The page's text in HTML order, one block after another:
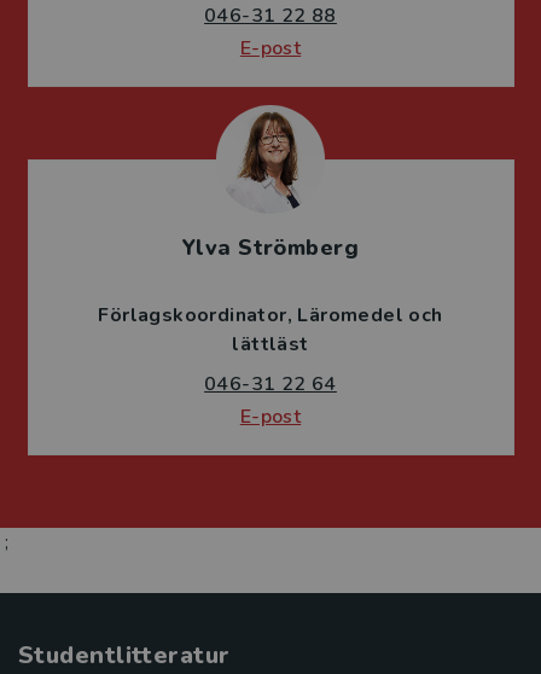
046-31 22 88
E-post
Ylva Strömberg
Förlagskoordinator Läromedel och
lättläst
046-31 22 64
E-post
;
Studentlitteratur